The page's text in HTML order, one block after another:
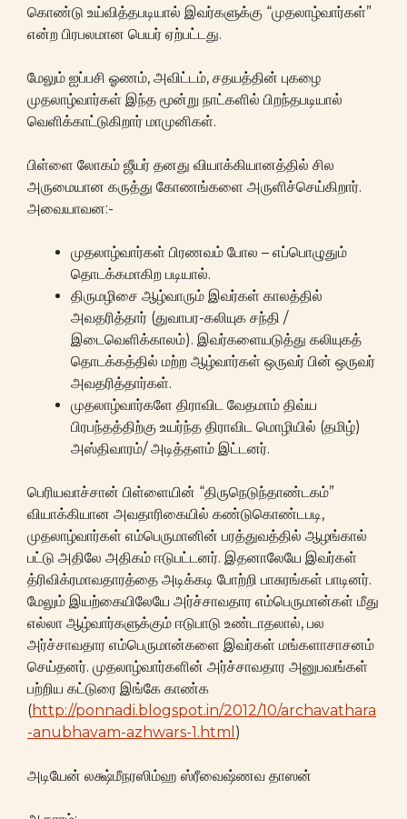
கொண்டு உய்வித்தபடியால் இவர்களுக்கு “முதலாழ்வார்கள்”
என்ற பிரபலமான பெயர் ஏற்பட்டது.
மேலும் ஐப்பசி ஓணம், அவிட்டம், சதயத்தின் புகழை
முதலாழ்வார்கள் இந்த மூன்று நாட்களில் பிறந்தபடியால்
வெளிக்காட்டுகிறார் மாமுனிகள்.
பிள்ளை லோகம் ஜீயர் தனது வியாக்கியானத்தில் சில
அருமையான கருத்து கோணங்களை அருளிச்செய்கிறார்.
அவையாவன:-
முதலாழ்வார்கள் பிரணவம் போல – எப்பொழுதும்
தொடக்கமாகிற படியால்.
திருமழிசை ஆழ்வாரும் இவர்கள் காலத்தில்
அவதரித்தார் (துவாபர-கலியுக சந்தி /
இடைவெளிக்காலம்). இவர்களையடுத்து கலியுகத்
தொடக்கத்தில் மற்ற ஆழ்வார்கள் ஒருவர் பின் ஒருவர்
அவதரித்தார்கள்.
முதலாழ்வார்களே திராவிட வேதமாம் திவ்ய
பிரபந்தத்திற்கு உயர்ந்த திராவிட மொழியில் (தமிழ்)
அஸ்திவாரம்/ அடித்தளம் இட்டனர்.
பெரியவாச்சான் பிள்ளையின் “திருநெடுந்தாண்டகம்”
வியாக்கியான அவதாரிகையில் கண்டுகொண்டபடி,
முதலாழ்வார்கள் எம்பெருமானின் பரத்துவத்தில் ஆழங்கால்
பட்டு அதிலே அதிகம் ஈடுபட்டனர். இதனாலேயே இவர்கள்
த்ரிவிக்ரமாவதாரத்தை அடிக்கடி போற்றி பாசுரங்கள் பாடினர்.
மேலும் இயற்கையிலேயே அர்ச்சாவதார எம்பெருமான்கள் மீது
எல்லா ஆழ்வார்களுக்கும் ஈடுபாடு உண்டாதலால், பல
அர்ச்சாவதார எம்பெருமான்களை இவர்கள் மங்களாசாசனம்
செய்தனர். முதலாழ்வார்களின் அர்ச்சாவதார அனுபவங்கள்
பற்றிய கட்டுரை இங்கே காண்க
(http://ponnadi.blogspot.in/2012/10/archavathara
-anubhavam-azhwars-1.html )
அடியேன் லக்ஷ்மீநரஸிம்ஹ ஸ்ரீவைஷ்ணவ தாஸன்